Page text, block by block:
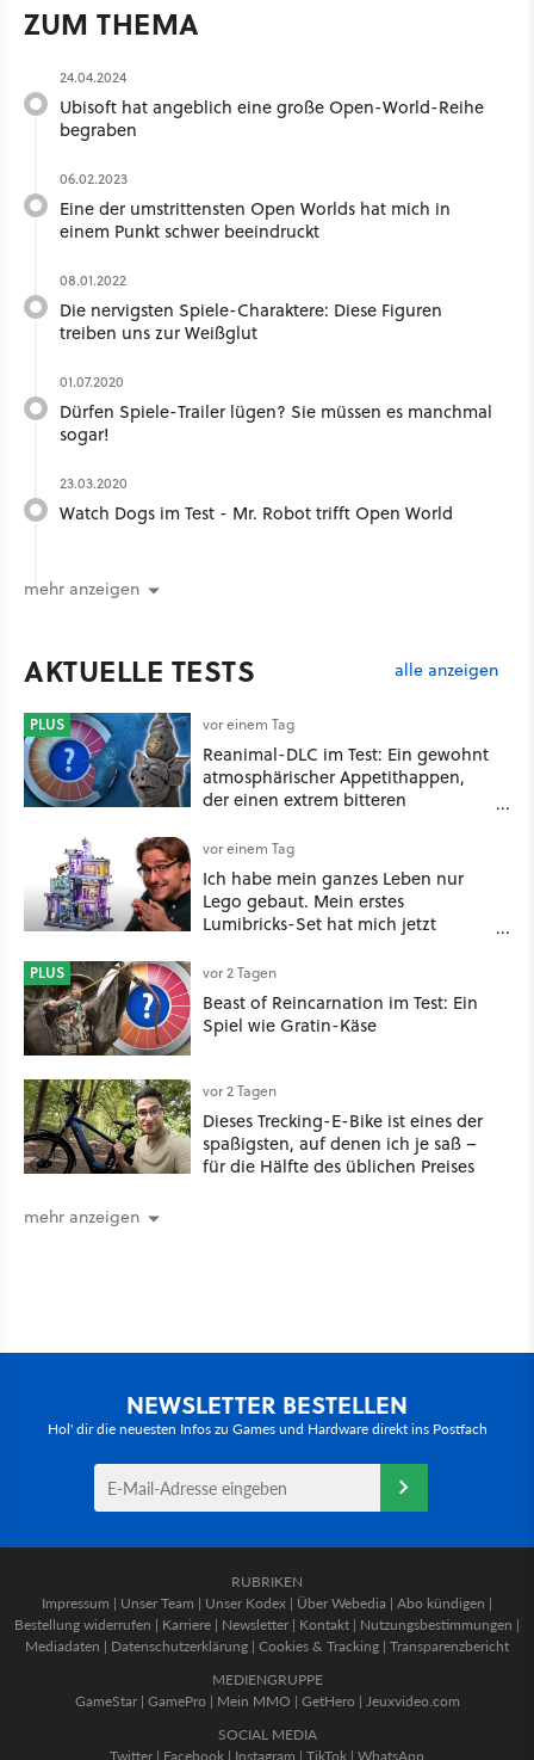
ZUM THEMA
24.04.2024
Ubisoft hat angeblich eine große Open-World-Reihe
begraben
06.02.2023
Eine der umstrittensten Open Worlds hat mich in
einem Punkt schwer beeindruckt
08.01.2022
Die nervigsten Spiele-Charaktere: Diese Figuren
treiben uns zur Weißglut
01.07.2020
Dürfen Spiele-Trailer lügen? Sie müssen es manchmal
sogar!
23.03.2020
Watch Dogs im Test - Mr. Robot trifft Open World
mehr anzeigen
AKTUELLE TESTS alle anzeigen
PLUS vor einem Tag
Reanimal-DLC im Test: Ein gewohnt
atmosphärischer Appetithappen,
der einen extrem bitteren
vor einem Tag
Ich habe mein ganzes Leben nur
Lego gebaut. Mein erstes
Lumibricks-Set hat mich jetzt
Stack im Test
PLUS vor 2 Tagen
Beast of Reincarnation im Test: Ein
Spiel wie Gratin-Käse
vor 2 Tagen
Dieses Trecking-E-Bike ist eines der
spaßigsten, auf denen ich je saß –
für die Hälfte des üblichen Preises
mehr anzeigen
NEWSLETTER BESTELLEN
Hol' dir die neuesten Infos zu Games und Hardware direkt ins Postfach
RUBRIKEN
Impressum | Unser Team | Unser Kodex | Über Webedia | Abo kündigen |
Bestellung widerrufen | Karriere | Newsletter | Kontakt | Nutzungsbestimmungen |
Mediadaten | Datenschutzerklärung | Cookies & Tracking | Transparenzbericht
MEDIENGRUPPE
GameStar| GamePro | Mein MMO | GetHero | Jeuxvideo.com
SOCIAL MEDIA
Twitter | Facebook | Instagram | TikTok | WhatsApp